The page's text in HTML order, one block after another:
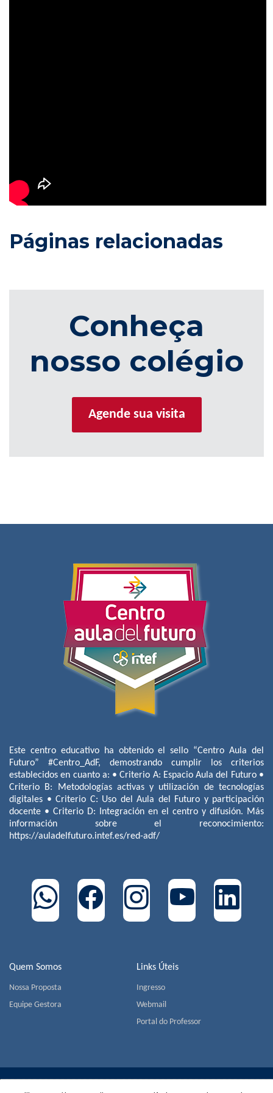
Páginas relacionadas
Conheça
nosso colégio
Agende sua visita
Quem Somos
Nossa Proposta
Equipe Gestora
Links Úteis
Ingresso
Webmail
Portal do Professor
Este centro educativo ha obtenido el sello “Centro Aula del
Futuro” #Centro_AdF, demostrando cumplir los criterios
establecidos en cuanto a: • Criterio A: Espacio Aula del Futuro •
Criterio B: Metodologías activas y utilización de tecnologías
digitales • Criterio C: Uso del Aula del Futuro y participación
docente • Criterio D: Integración en el centro y difusión. Más
información sobre el reconocimiento:
https://auladelfuturo.intef.es/red-adf/